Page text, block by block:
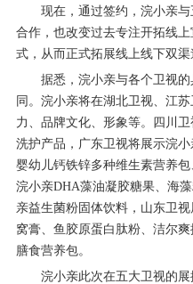
现在，通过签约， 浣小亲与
合作，也改变过去专注开拓线
式，从而正式拓展线上线下双渠
据悉， 浣小亲与各个卫视
同。 浣小亲将在湖北卫视、江
力、品牌文化、形象等。四川
洗护产品，广东卫视将展示浣小
婴幼儿钙铁锌多种维生素营养包
浣小亲DHA藻油凝胶糖果、海藻
亲益生菌粉固体饮料， 山东卫
窝膏、鱼胶原蛋白肽粉、洁尔爽
膳食营养包。
浣小亲此次在五大卫视的展